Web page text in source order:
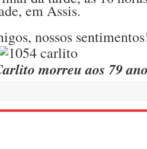
em Assis.
nossos
morreu aos 79